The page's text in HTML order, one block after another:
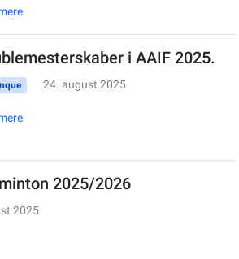
i AAIF 2025.
24. august 2025
2025/2026
2025